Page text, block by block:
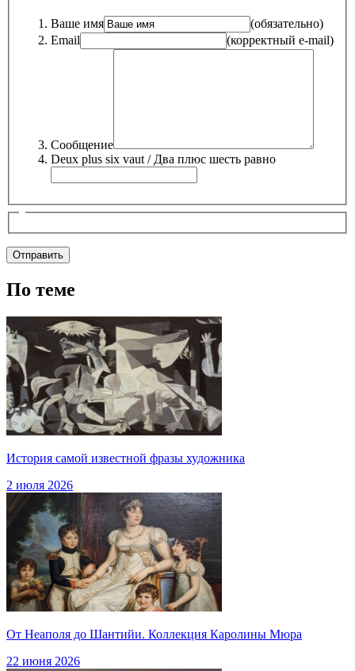
Ваше имя
(обязательно)
Email
(корректный e-mail)
Сообщение
Deux plus six vaut / Два плюс шесть равно
По теме
История самой известной фразы художника
2 июля 2026
От Неаполя до Шантийи. Коллекция Каролины Мюра
22 июня 2026